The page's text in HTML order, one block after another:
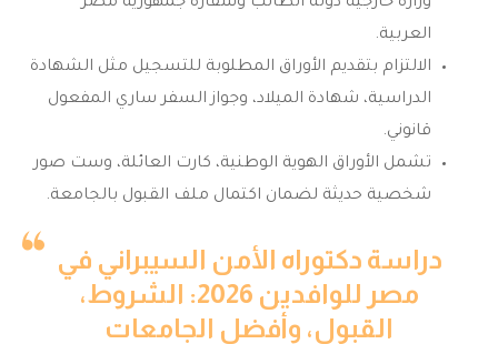
العربية.
الالتزام بتقديم الأوراق المطلوبة للتسجيل مثل الشهادة
الدراسية، شهادة الميلاد، وجواز السفر ساري المفعول
قانوني.
تشمل الأوراق الهوية الوطنية، كارت العائلة، وست صور
شخصية حديثة لضمان اكتمال ملف القبول بالجامعة.
دراسة دكتوراه الأمن السيبراني في
مصر للوافدين 2026: الشروط،
القبول، وأفضل الجامعات